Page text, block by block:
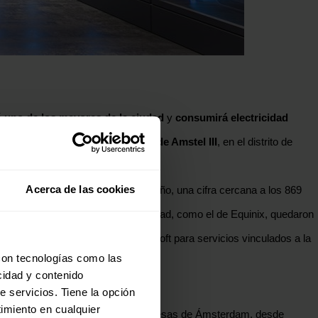
Acerca de las cookies
tecnologías como las
y contenido
servicios. Tiene la opción
en cualquier
de los mayores de la ciudad y consumirá electricidad
levantar el complejo en lazona de Amstel III , en el distrito de
en la red eléctrica.
se espera antes de 2036.
millones de kilovatios hora al año, una cifra cercana a los 869
presentados con anterioridad, como el de Equinix, quedaron
para uso exclusivo de Microsoft para servicios vinculados a la
por tecnológicas extranjeras.
que ofrecerá capacidad a empresas de Ámsterdam, desde